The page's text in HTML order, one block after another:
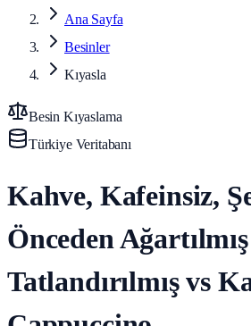
Ana Sayfa
Besinler
Kıyasla
Besin Kıyaslama
Türkiye Veritabanı
Kahve, Kafeinsiz,
Önceden
Tatlandırılmış vs